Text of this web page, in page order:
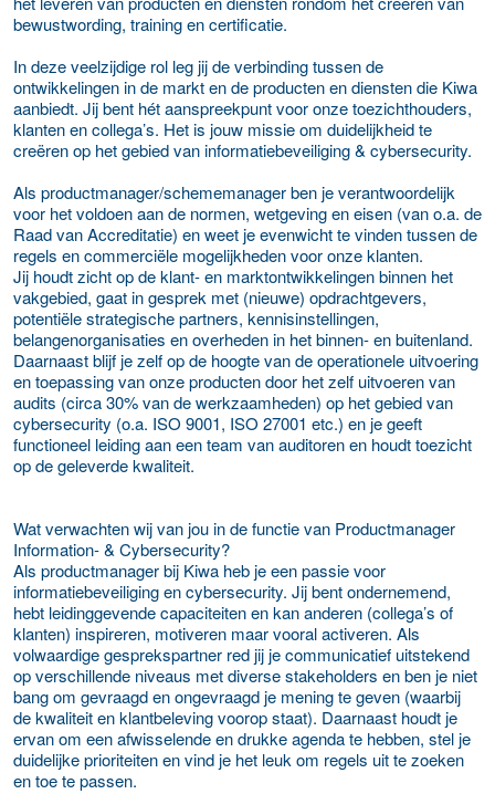
bewustwording, training en certificatie.
In deze veelzijdige rol leg jij de verbinding tussen de
ontwikkelingen in de markt en de producten en diensten die Kiwa
aanbiedt. Jij bent hét aanspreekpunt voor onze toezichthouders,
klanten en collega’s. Het is jouw missie om duidelijkheid te
creëren op het gebied van informatiebeveiliging & cybersecurity.
Als productmanager/schememanager ben je verantwoordelijk
voor het voldoen aan de normen, wetgeving en eisen (van o.a. de
Raad van Accreditatie) en weet je evenwicht te vinden tussen de
regels en commerciële mogelijkheden voor onze klanten.
Jij houdt zicht op de klant- en marktontwikkelingen binnen het
vakgebied, gaat in gesprek met (nieuwe) opdrachtgevers,
potentiële strategische partners, kennisinstellingen,
belangenorganisaties en overheden in het binnen- en buitenland.
Daarnaast blijf je zelf op de hoogte van de operationele uitvoering
en toepassing van onze producten door het zelf uitvoeren van
audits (circa 30% van de werkzaamheden) op het gebied van
cybersecurity (o.a. ISO 9001, ISO 27001 etc.) en je geeft
functioneel leiding aan een team van auditoren en houdt toezicht
op de geleverde kwaliteit.
Wat verwachten wij van jou in de functie van Productmanager
Information- & Cybersecurity?
Als productmanager bij Kiwa heb je een passie voor
informatiebeveiliging en cybersecurity. Jij bent ondernemend,
hebt leidinggevende capaciteiten en kan anderen (collega’s of
klanten) inspireren, motiveren maar vooral activeren. Als
volwaardige gesprekspartner red jij je communicatief uitstekend
op verschillende niveaus met diverse stakeholders en ben je niet
bang om gevraagd en ongevraagd je mening te geven (waarbij
de kwaliteit en klantbeleving voorop staat). Daarnaast houdt je
ervan om een afwisselende en drukke agenda te hebben, stel je
duidelijke prioriteiten en vind je het leuk om regels uit te zoeken
en toe te passen.